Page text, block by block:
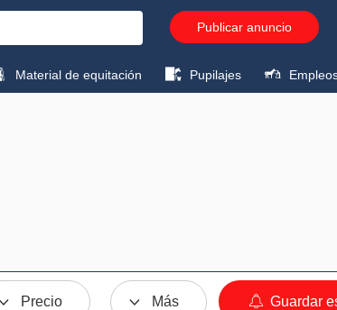
Publicar anuncio
Material de equitación Pupilajes
Precio Más Guardar